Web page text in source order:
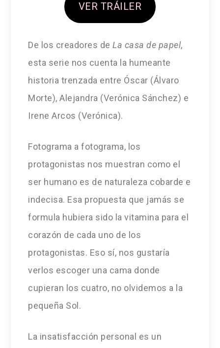
VER TRÁILER
De los creadores deLa casa de papel,
esta serie nos cuenta la humeante
historia trenzada entre Óscar (Álvaro
Morte), Alejandra (Verónica Sánchez) e
Irene Arcos (Verónica).
Fotograma a fotograma, los
protagonistas nos muestran como el
ser humano es de naturaleza cobarde e
indecisa. Esa propuesta que jamás se
formula hubiera sido la vitamina para el
corazón de cada uno de los
protagonistas. Eso sí, nos gustaría
verlos escoger una cama donde
cupieran los cuatro, no olvidemos a la
pequeña Sol.
La insatisfacción personal es un